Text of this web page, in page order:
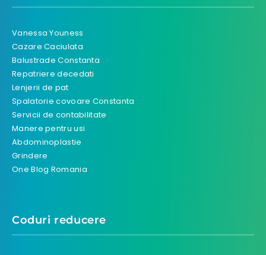
Vanessa Youness
Cazare Caciulata
Balustrade Constanta
Repatriere decedati
Lenjerii de pat
Spalatorie covoare Constanta
Servicii de contabilitate
Manere pentru usi
Abdominoplastie
Grindere
One Blog Romania
Coduri reducere